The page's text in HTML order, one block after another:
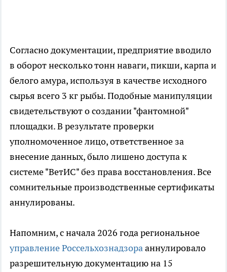
Согласно документации, предприятие вводило
в оборот несколько тонн наваги, пикши, карпа и
белого амура, используя в качестве исходного
сырья всего 3 кг рыбы. Подобные манипуляции
свидетельствуют о создании "фантомной"
площадки. В результате проверки
уполномоченное лицо, ответственное за
внесение данных, было лишено доступа к
системе "ВетИС" без права восстановления. Все
сомнительные производственные сертификаты
аннулированы.
Напомним, с начала 2026 года региональное
управление Россельхознадзорааннулировало
разрешительную документацию на 15